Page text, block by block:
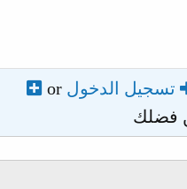
تسجيل الدخول or
فضلك